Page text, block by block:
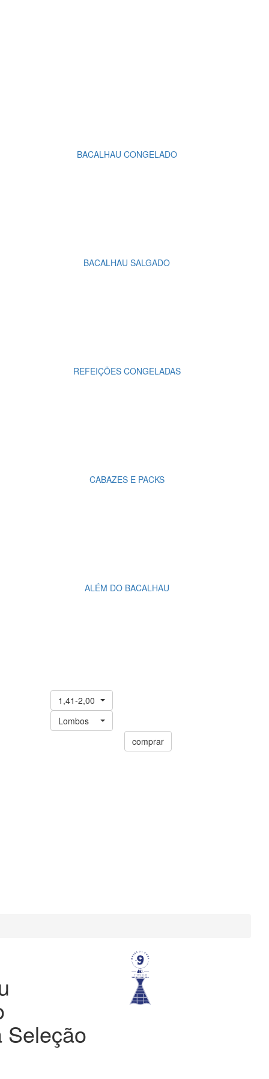
BACALHAU CONGELADO
BACALHAU SALGADO
REFEIÇÕES CONGELADAS
CABAZES E PACKS
ALÉM DO BACALHAU
1,41-2,00
Lombos
comprar
Seleção